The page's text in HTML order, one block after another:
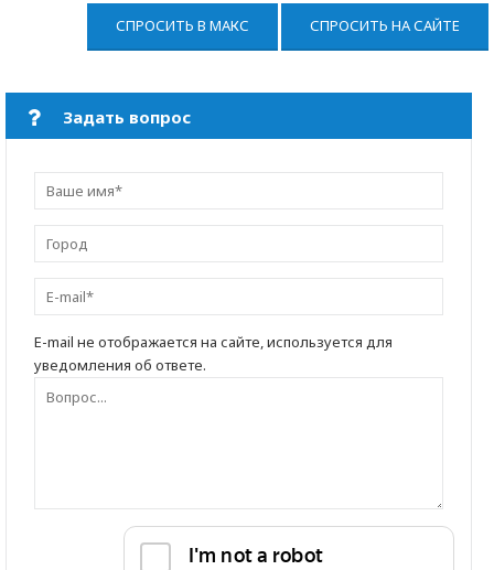
СПРОСИТЬ В МАКС СПРОСИТЬ НА САЙТЕ
Задать вопрос
E-mail не отображается на сайте, используется для
уведомления об ответе.